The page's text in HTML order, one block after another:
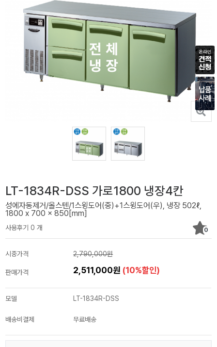
LT-1834R-DSS 가로1800 냉장4칸
성에자동제거/올스텐/1스윙도어(중)+1스윙도어(우), 냉장 502ℓ,
1800 x 700 x 850[mm]
사용후기 0 개 0
시중가격 2,790,000원
판매가격 2,511,000원 (10%할인)
모델 LT-1834R-DSS
배송비결제 무료배송